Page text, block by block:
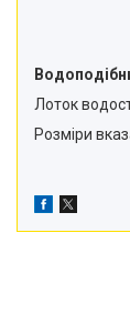
Лоток
Розміри